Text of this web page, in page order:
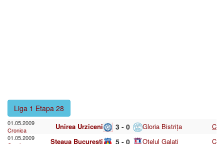
Liga 1 Etapa 28
01.05.2009
Cronica
Unirea Urziceni 3 - 0 Gloria Bistrița C
01.05.2009
Steaua București 5 - 0 Oțelul Galați C